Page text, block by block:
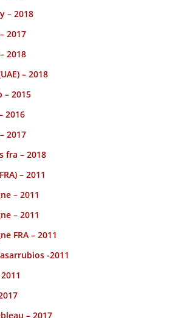
– 2018
2017
2018
– 2018
– 2015
2016
2017
fra – 2018
– 2011
– 2011
– 2011
FRA – 2011
-2011
– 2017